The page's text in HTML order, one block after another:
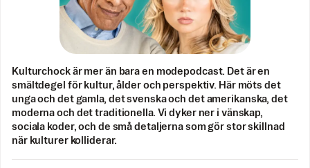
Kulturchock är mer än bara en modepodcast. Det är en
smältdegel för kultur, ålder och perspektiv. Här möts det
unga och det gamla, det svenska och det amerikanska, det
moderna och det traditionella. Vi dyker ner i vänskap,
sociala koder, och de små detaljerna som gör stor skillnad
när kulturer kolliderar.